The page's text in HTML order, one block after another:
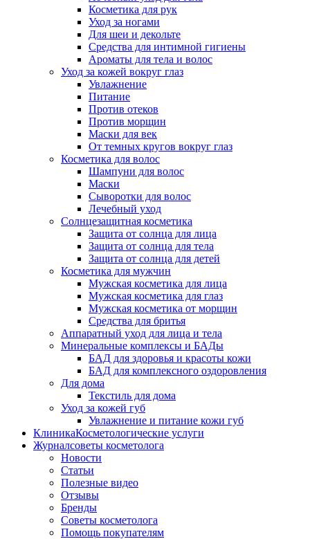
Косметика для рук
Уход за ногами
Для шеи и декольте
Средства для интимной гигиены
Ароматы для тела и волос
Уход за кожей вокруг глаз
Увлажнение
Питание
Против отеков
Против морщин
Маски для век
От темных кругов вокруг глаз
Косметика для волос
Шампуни для волос
Маски
Сыворотки для волос
Лечебный уход
Солнцезащитная косметика
Защита от солнца для лица
Защита от солнца для тела
Защита от солнца для детей
Косметика для мужчин
Мужская косметика для лица
Мужская косметика для глаз
Мужская косметика от морщин
Средства для бритья
Аппаратный уход для лица и тела
Минеральные комплексы и БАДы
БАД для здоровья и красоты кожи
БАД для комплексного оздоровления
Для дома
Текстиль для дома
Уход за кожей губ
Увлажнение и питание кожи губ
КлиникаКосметологические услуги
Журналсоветы косметолога
Новости
Статьи
Полезные видео
Отзывы
Бренды
Советы косметолога
Помощь покупателям